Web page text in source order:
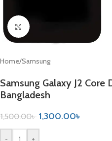
Click to enlarge
Home/Samsung
Samsung Galaxy J2 Core
Bangladesh
1,500.00৳ 1,300.00৳
- +